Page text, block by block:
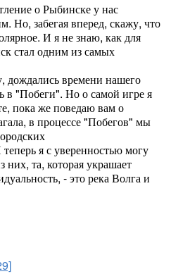
о Рыбинске у нас
Но, забегая вперед, скажу, что
И я не знаю, как для
стал одним из самых
дождались времени нашего
в "Побеги". Но о самой игре я
пока же поведаю вам о
в процессе "Побегов" мы
я с уверенностью могу
них, та, которая украшает
- это река Волга и